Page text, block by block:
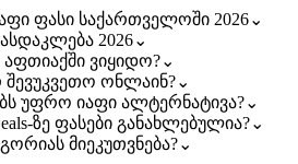
ფასი საქართველოში 2026⌄
2026⌄
ვიყიდო?⌄
ონლაინ?⌄
უფრო იაფი ალტერნატივა?⌄
ზე ფასები განახლებულია?⌄
მიეკუთვნება?⌄